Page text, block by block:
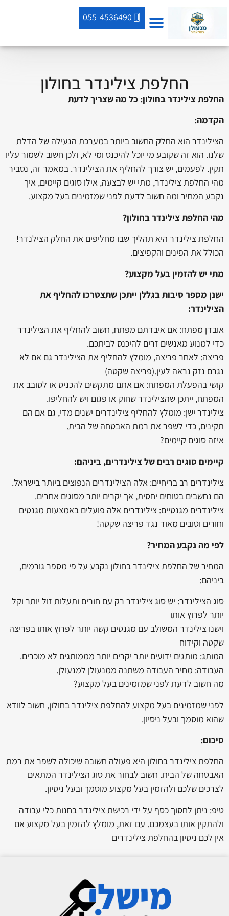
055-4536490
החלפת צילינדר בחולון
החלפת צילינדר בחולון: כל מה שצריך לדעת
הקדמה:
הצילינדר הוא החלק החשוב ביותר במערכת הנעילה של הדלת
שלנו. הוא זה שקובע מי יוכל להיכנס ומי לא, ולכן חשוב לשמור עליו
תקין. לפעמים, יש צורך להחליף את הצילינדר. במאמר זה, נסביר
מהי החלפת צילינדר, מתי יש לבצעה, אילו סוגים קיימים, איך
נקבע המחיר ומה חשוב לדעת לפני שמזמינים בעל מקצוע.
מהי החלפת צילינדר בחולון?
החלפת צילינדר היא תהליך שבו מחליפים את החלק הצילנדר!
הכולל את הפינים והקפיצים.
מתי יש להזמין בעל מקצוע?
ישנן מספר סיבות בגללן ייתכן שתצטרכו להחליף את
הצילינדר:
אובדן מפתח: אם איבדתם מפתח, חשוב להחליף את הצילינדר
כדי למנוע מאנשים זרים להיכנס לביתכם.
פריצה: לאחר פריצה, מומלץ להחליף את הצילינדר גם אם לא
נגרם נזק נראה לעין.(פריצה שקטה)
קושי בהפעלת המפתח: אם אתם מתקשים להכניס או לסובב את
המפתח, ייתכן שהצילינדר שחוק או פגום ויש להחליפו.
צילינדר ישן: מומלץ להחליף צילינדרים ישנים מדי, גם אם הם
תקינים, כדי לשפר את רמת האבטחה של הבית.
איזה סוגים קיימים?
קיימים סוגים רבים של צילינדרים, ביניהם:
צילינדרים רב בריחיים: אלה הצילינדרים הנפוצים ביותר בישראל.
הם נחשבים בטוחים יחסית, אך יקרים יותר מסוגים אחרים.
צילינדרים מגנטיים: צילינדרים אלה פועלים באמצעות מגנטים
וחורים וטובים מאוד נגד פריצה שקטה!
לפי מה נקבע המחיר?
המחיר של החלפת צילינדר בחולון נקבע על פי מספר גורמים,
ביניהם:
סוג הצילינדר: ‏יש סוג צילינדר רק עם חורים ותעלות זול יותר וקל
יותר לפרוץ אותו
‏וישנו צילינדר המשולב עם מגנטים קשה יותר לפרוץ אותו בפריצה
שקטה וקידוח
המותג: מותגים ידועים יותר יקרים יותר מממותגים לא מוכרים.
העבודה: מחיר העבודה משתנה ממנעולן למנעולן.
מה חשוב לדעת לפני שמזמינים בעל מקצוע?
לפני שמזמינים בעל מקצוע להחלפת צילינדר בחולון, חשוב לוודא
שהוא מוסמך ובעל ניסיון.
סיכום:
החלפת צילינדר בחולון היא פעולה חשובה שיכולה לשפר את רמת
האבטחה של הבית. חשוב לבחור את סוג הצילינדר המתאים
לצרכים שלכם ולהזמין בעל מקצוע מוסמך ובעל ניסיון.
טיפ: ניתן לחסוך כסף על ידי רכישת צילינדר בחנות כלי עבודה
ולהתקין אותו בעצמכם. עם זאת, מומלץ להזמין בעל מקצוע אם
אין לכם ניסיון בהחלפת צילינדרים